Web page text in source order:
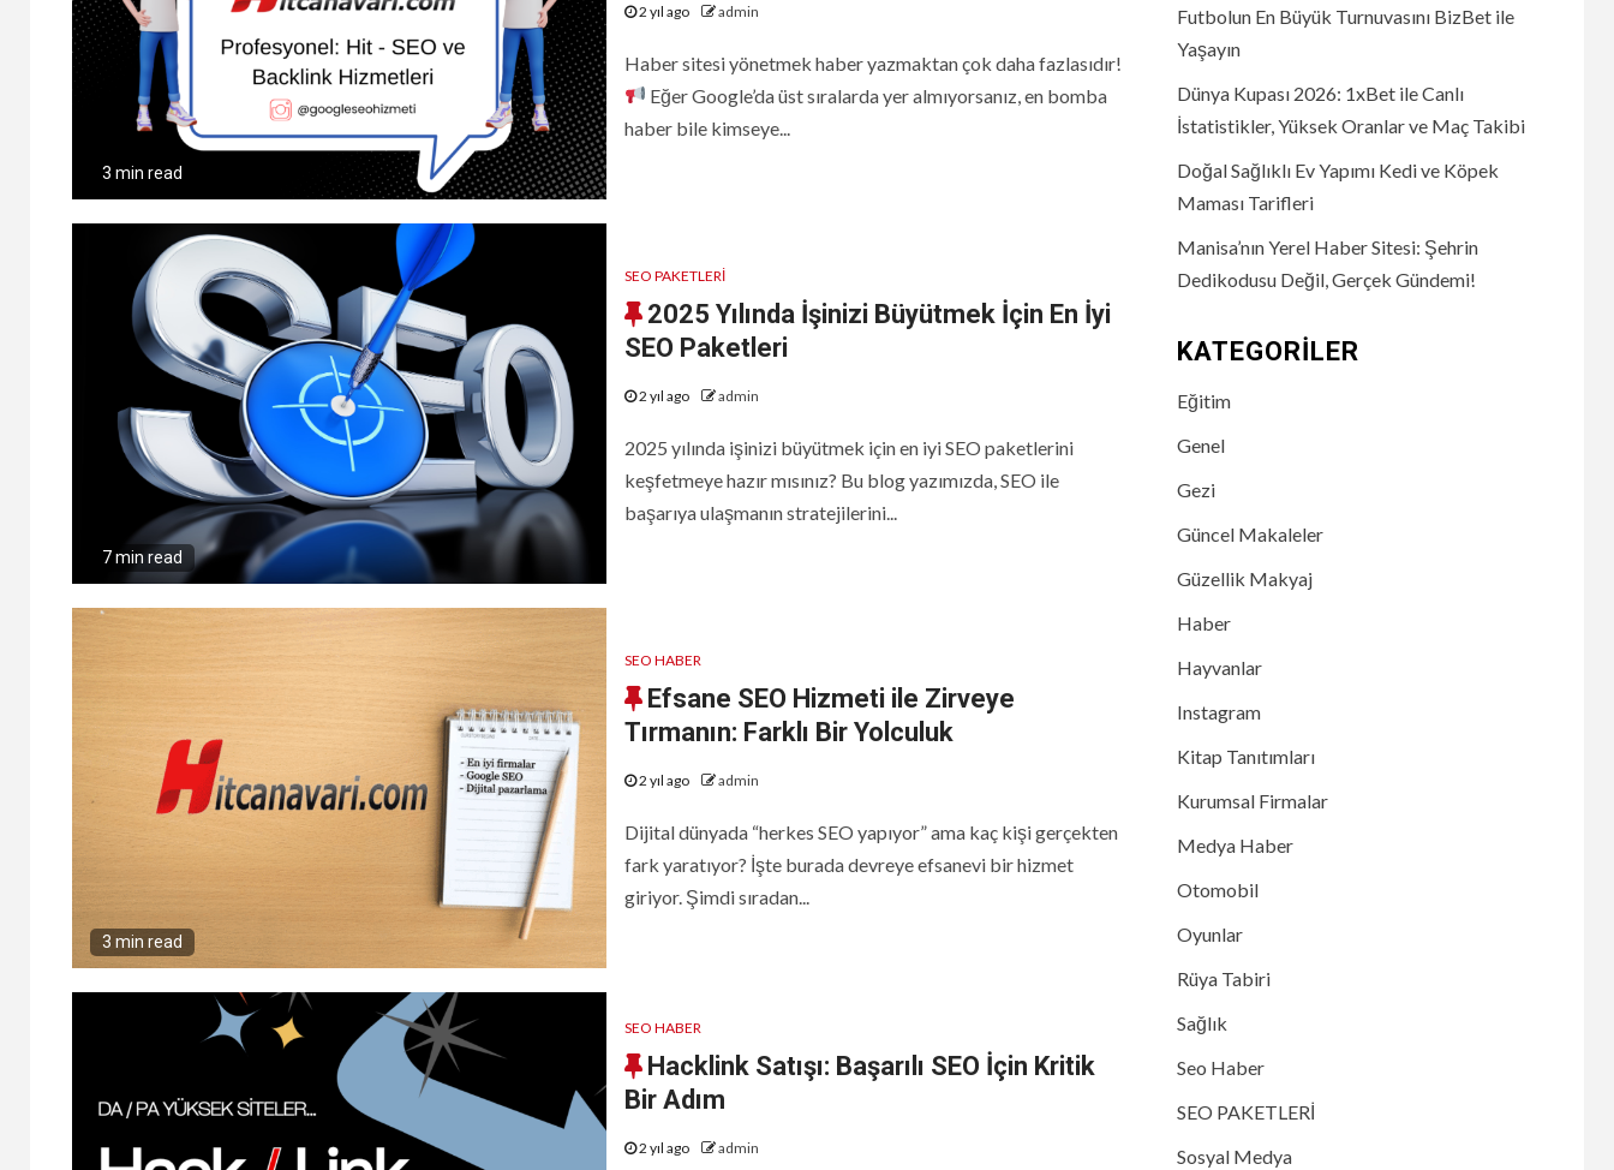
3 min read
2 yıl ago admin
Haber sitesi yönetmek haber yazmaktan çok daha fazlasıdır!
Eğer Google’da üst sıralarda yer almıyorsanız, en bomba
haber bile kimseye...
7 min read
SEO PAKETLERİ
2025 Yılında İşinizi Büyütmek İçin En İyi
SEO Paketleri
2 yıl ago admin
2025 yılında işinizi büyütmek için en iyi SEO paketlerini
keşfetmeye hazır mısınız? Bu blog yazımızda, SEO ile
başarıya ulaşmanın stratejilerini...
3 min read
SEO HABER
Efsane SEO Hizmeti ile Zirveye
Tırmanın: Farklı Bir Yolculuk
2 yıl ago admin
Dijital dünyada “herkes SEO yapıyor” ama kaç kişi gerçekten
fark yaratıyor? İşte burada devreye efsanevi bir hizmet
giriyor. Şimdi sıradan...
SEO HABER
Hacklink Satışı: Başarılı SEO İçin Kritik
Bir Adım
2 yıl ago admin
Futbolun En Büyük Turnuvasını BizBet ile
Yaşayın
Dünya Kupası 2026: 1xBet ile Canlı
İstatistikler, Yüksek Oranlar ve Maç Takibi
Doğal Sağlıklı Ev Yapımı Kedi ve Köpek
Maması Tarifleri
Manisa’nın Yerel Haber Sitesi: Şehrin
Dedikodusu Değil, Gerçek Gündemi!
KATEGORILER
Eğitim
Genel
Gezi
Güncel Makaleler
Güzellik Makyaj
Haber
Hayvanlar
Instagram
Kitap Tanıtımları
Kurumsal Firmalar
Medya Haber
Otomobil
Oyunlar
Rüya Tabiri
Sağlık
Seo Haber
SEO PAKETLERİ
Sosyal Medya